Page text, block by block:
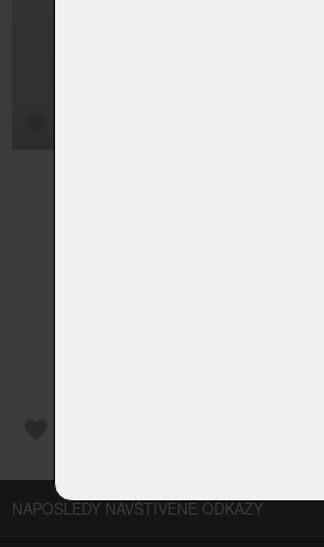
NAPOSLEDY NAVŠTÍVENÉ ODKAZY